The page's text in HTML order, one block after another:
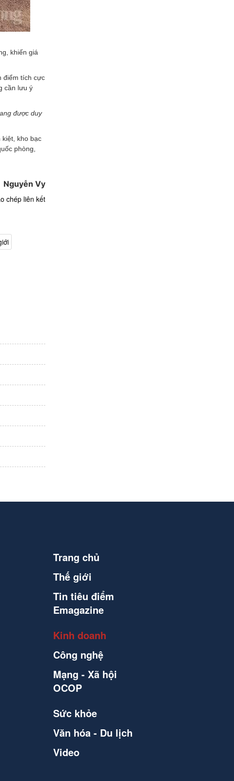
khiến giá
điểm tích cực
cần lưu ý
được duy
kho bạc
phòng,
Nguyễn Vy
chép liên kết
Trang chủ
Thế giới
Tin tiêu điểm
Emagazine
Kinh doanh
Công nghệ
Mạng - Xã hội
OCOP
Sức khỏe
Văn hóa - Du lịch
Video